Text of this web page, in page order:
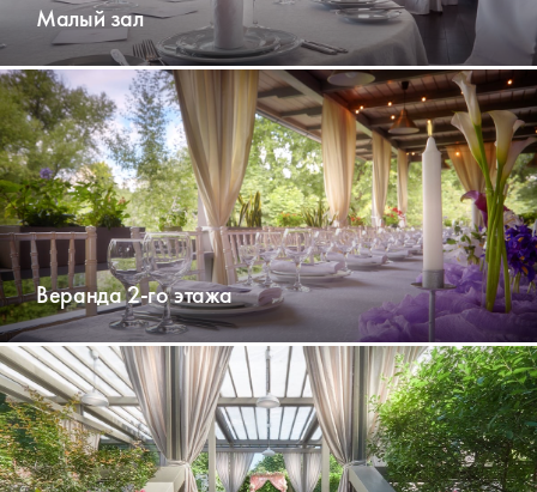
Малый зал
Веранда 2-го этажа